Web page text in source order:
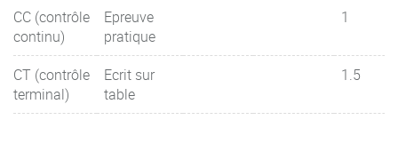
CC (contrôle
continu)
Epreuve
pratique
1
CT (contrôle
terminal)
Ecrit sur
table
1.5